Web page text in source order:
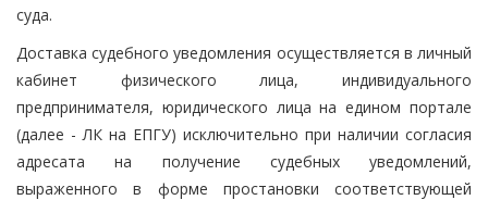
суда.
Доставка судебного уведомления осуществляется в личный
кабинет физического лица, индивидуального
предпринимателя, юридического лица на едином портале
(далее - ЛК на ЕПГУ) исключительно при наличии согласия
адресата на получение судебных уведомлений,
выраженного в форме простановки соответствующей